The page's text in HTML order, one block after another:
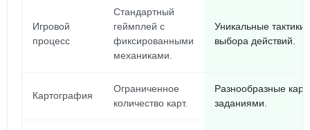
Игровой
процесс
Стандартный
геймплей с
фиксированными
механиками.
Уникальные тактики
выбора действий.
Картография
Ограниченное
количество карт.
Разнообразные
заданиями.